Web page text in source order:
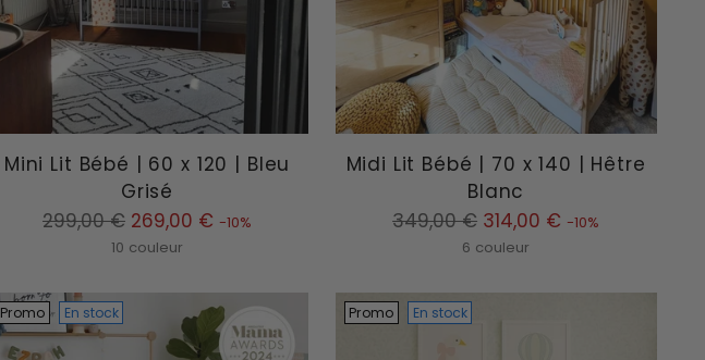
Mini Lit Bébé | 60 x 120 | Bleu
Grisé
Prix
299,00 € 269,00 € -10%
10 couleur
Midi Lit Bébé | 70 x 140 | Hêtre
Blanc
Prix
349,00 € 314,00 € -10%
6 couleur
Promo En stock Promo En stock